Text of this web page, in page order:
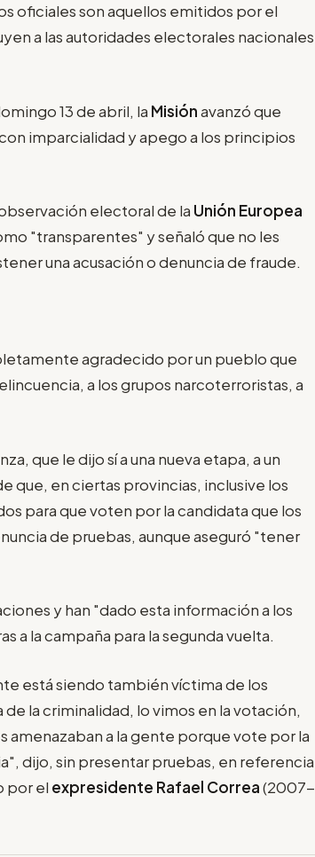
oficiales son aquellos emitidos por el
a las autoridades electorales nacionales
13 de abril, la Misiónavanzó que
imparcialidad y apego a los principios
electoral de la Unión Europea
"transparentes" y señaló que no les
una acusación o denuncia de fraude.
agradecido por un pueblo que
a los grupos narcoterroristas, a
que le dijo sí a una nueva etapa, a un
que, en ciertas provincias, inclusive los
para que voten por la candidata que los
de pruebas, aunque aseguró "tener
y han "dado esta información a los
a la campaña para la segunda vuelta.
está siendo también víctima de los
la criminalidad, lo vimos en la votación,
amenazaban a la gente porque vote por la
dijo, sin presentar pruebas, en referencia
por el expresidente Rafael Correa(2007-